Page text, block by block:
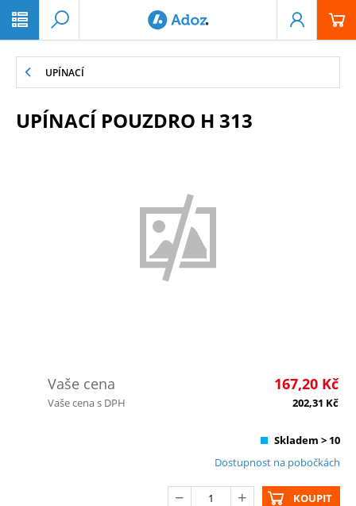
UPÍNACÍ
UPÍNACÍ POUZDRO H 313
Vaše cena 167,20 Kč
Vaše cena s DPH 202,31 Kč
Skladem > 10
Dostupnost na pobočkách
KOUPIT